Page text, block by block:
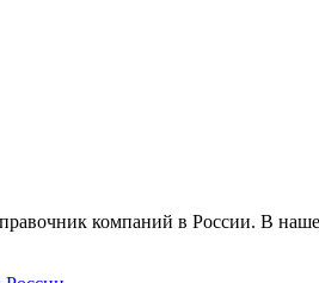
компаний в России. В